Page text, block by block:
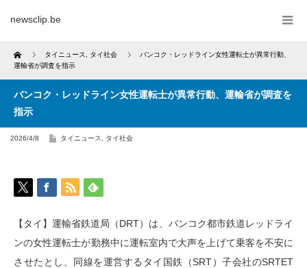
newsclip.be
Home タイニュース タイ社会
バンコク・レッドライン女性運転士が異常行動、
運輸省が調査を指示
バンコク・レッドライン女性運転士が異常行動、運輸省が調査を
指示
2026/4/8 タイニュース タイ社会
【タイ】運輸省鉄道局（DRT）は、バンコク都市鉄道レッドライ
ンの女性運転士が勤務中に運転室内で大声を上げて乗客を不安に
させたとし、同線を運営するタイ国鉄（SRT）子会社のSRTET